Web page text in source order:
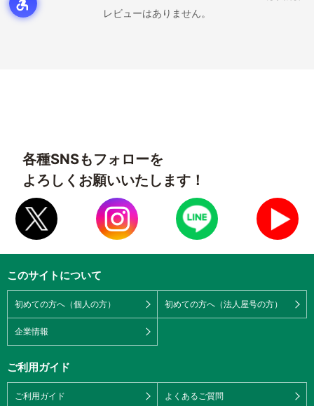
レビューはありません。
各種SNSもフォローを
よろしくお願いいたします！
このサイトについて
初めての方へ（個人の方） 初めての方へ（法人屋号の方）
企業情報
ご利用ガイド
ご利用ガイド よくあるご質問